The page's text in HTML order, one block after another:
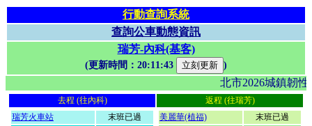
行動查詢系統
查詢公車動態資訊
瑞芳-內科(基客)
(更新時間： 20:11:43 )
北市2026城鎮
去程 (往內科)
返程 (往瑞芳)
瑞芳火車站
末班已過
美麗華(植福)
末班已過